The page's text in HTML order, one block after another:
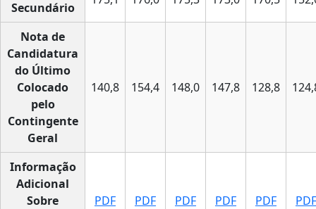
Secundário
Nota de
Candidatura
do Último
Colocado
pelo
Contingente
Geral
140,8 154,4 148,0 147,8 128,8
Informação
Adicional
Sobre
PDF PDF PDF PDF PDF PDF